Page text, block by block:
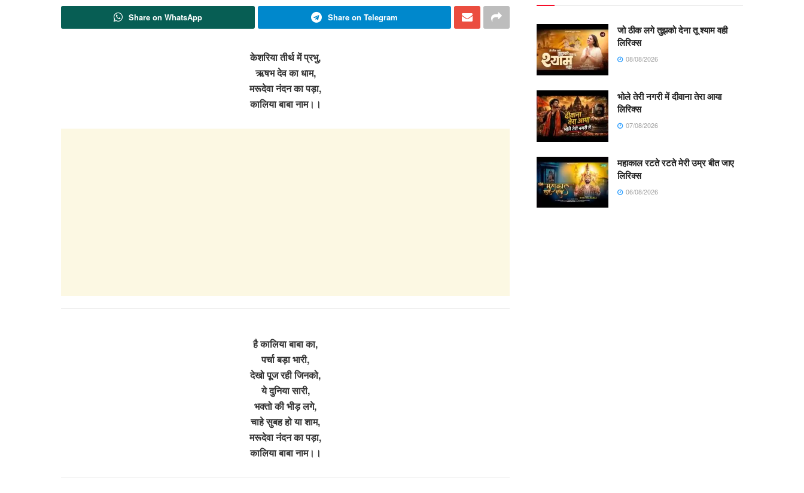
Share on WhatsApp Share on Telegram
केशरिया तीर्थ में प्रभु,
ऋषभ देव का धाम,
मरूदेवा नंदन का पड़ा,
कालिया बाबा नाम।।
है कालिया बाबा का,
पर्चा बड़ा भारी,
देखो पूज रही जिनको,
ये दुनिया सारी,
भक्तो की भीड़ लगे,
चाहे सुबह हो या शाम,
मरूदेवा नंदन का पड़ा,
कालिया बाबा नाम।।
जो ठीक लगे तुझको देना तू श्याम वही
लिरिक्स
08/08/2026
भोले तेरी नगरी में दीवाना तेरा आया
लिरिक्स
07/08/2026
महाकाल रटते रटते मेरी उम्र बीत जाए
लिरिक्स
06/08/2026